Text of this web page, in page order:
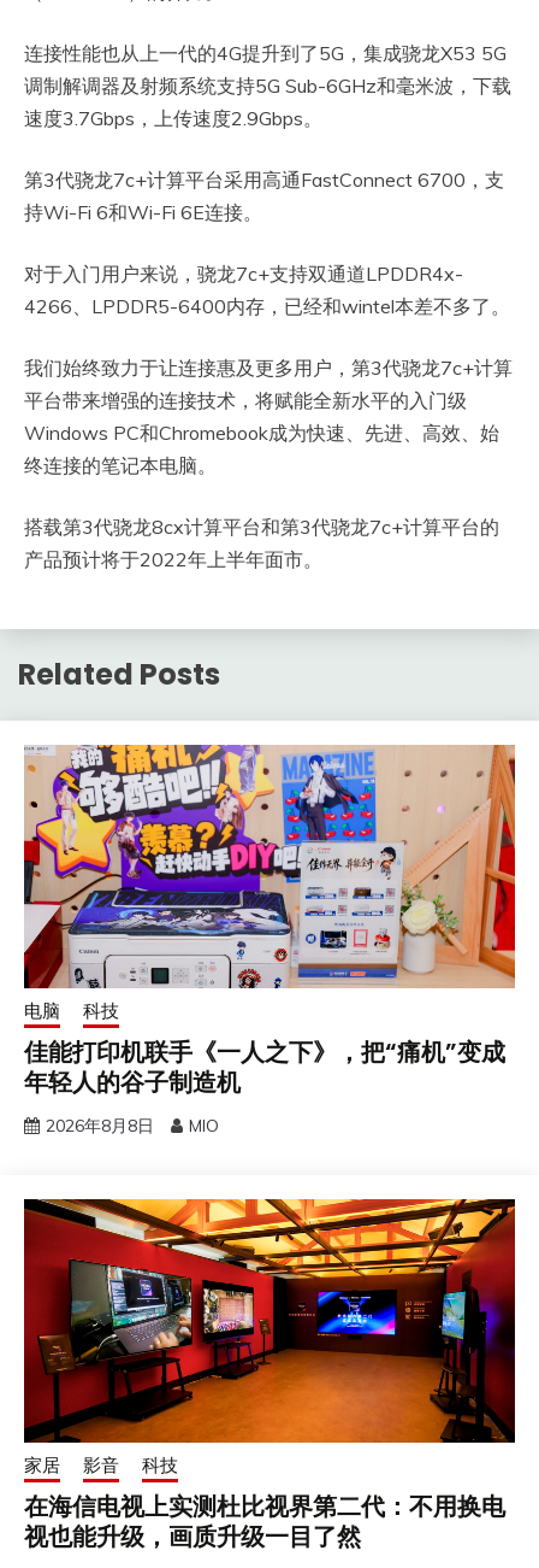
连接性能也从上一代的4G提升到了5G，集成骁龙X53 5G
调制解调器及射频系统支持5G Sub-6GHz和毫米波，下载
速度3.7Gbps，上传速度2.9Gbps。
第3代骁龙7c+计算平台采用高通FastConnect 6700，支
持Wi-Fi 6和Wi-Fi 6E连接。
对于入门用户来说，骁龙7c+支持双通道LPDDR4x-
4266、LPDDR5-6400内存，已经和wintel本差不多了。
我们始终致力于让连接惠及更多用户，第3代骁龙7c+计算
平台带来增强的连接技术，将赋能全新水平的入门级
Windows PC和Chromebook成为快速、先进、高效、始
终连接的笔记本电脑。
搭载第3代骁龙8cx计算平台和第3代骁龙7c+计算平台的
产品预计将于2022年上半年面市。
Related Posts
电脑 科技
佳能打印机联手《一人之下》，把“痛机”变成
年轻人的谷子制造机
2026年8月8日 MIO
家居 影音 科技
在海信电视上实测杜比视界第二代：不用换电
视也能升级，画质升级一目了然